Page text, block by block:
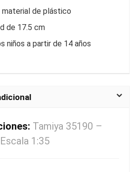
material de plástico
de 17.5 cm
niños a partir de 14 años
Tamiya 35190 –
1:35